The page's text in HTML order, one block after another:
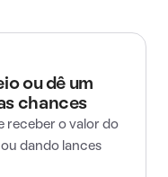
ou dê um
chances
receber o valor do
dando lances